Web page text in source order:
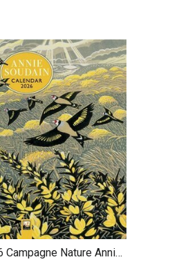
Campagne Nature Annie